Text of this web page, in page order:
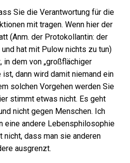
Sie die Verantwortung für die
mit tragen. Wenn hier der
(Anm. der Protokollantin: der
hat mit Pulow nichts zu tun)
dem von „großflächiger
ist, dann wird damit niemand ein
solchen Vorgehen werden Sie
stimmt etwas nicht. Es geht
nicht gegen Menschen. Ich
eine andere Lebensphilosophie
nicht, dass man sie anderen
ausgrenzt.